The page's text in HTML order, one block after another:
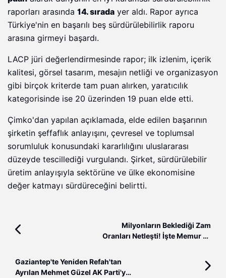
raporları arasında 14. sırada yer aldı. Rapor ayrıca
Türkiye'nin en başarılı beş sürdürülebilirlik raporu
arasına girmeyi başardı.
LACP jüri değerlendirmesinde rapor; ilk izlenim, içerik
kalitesi, görsel tasarım, mesajın netliği ve organizasyon
gibi birçok kriterde tam puan alırken, yaratıcılık
kategorisinde ise 20 üzerinden 19 puan elde etti.
Çimko'dan yapılan açıklamada, elde edilen başarının
şirketin şeffaflık anlayışını, çevresel ve toplumsal
sorumluluk konusundaki kararlılığını uluslararası
düzeyde tescillediği vurgulandı. Şirket, sürdürülebilir
üretim anlayışıyla sektörüne ve ülke ekonomisine
değer katmayı sürdüreceğini belirtti.
Milyonların Beklediği Zam
Oranları Netleşti! İşte Memur ve
Gaziantep'te Yeniden Refah'tan
Ayrılan Mehmet Güzel AK Parti'ye